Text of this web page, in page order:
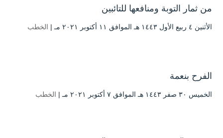
من ثمار التوبة ومنافعها للتائبين
الأثنين ٤ ربيع الأول ۱٤٤۳ هـ الموافق ۱۱ أكتوبر ۲۰۲۱ مـ | الخطب
الفرح بنعمة
الخميس ۳۰ صفر ۱٤٤۳ هـ الموافق ۷ أكتوبر ۲۰۲۱ مـ | الخطب